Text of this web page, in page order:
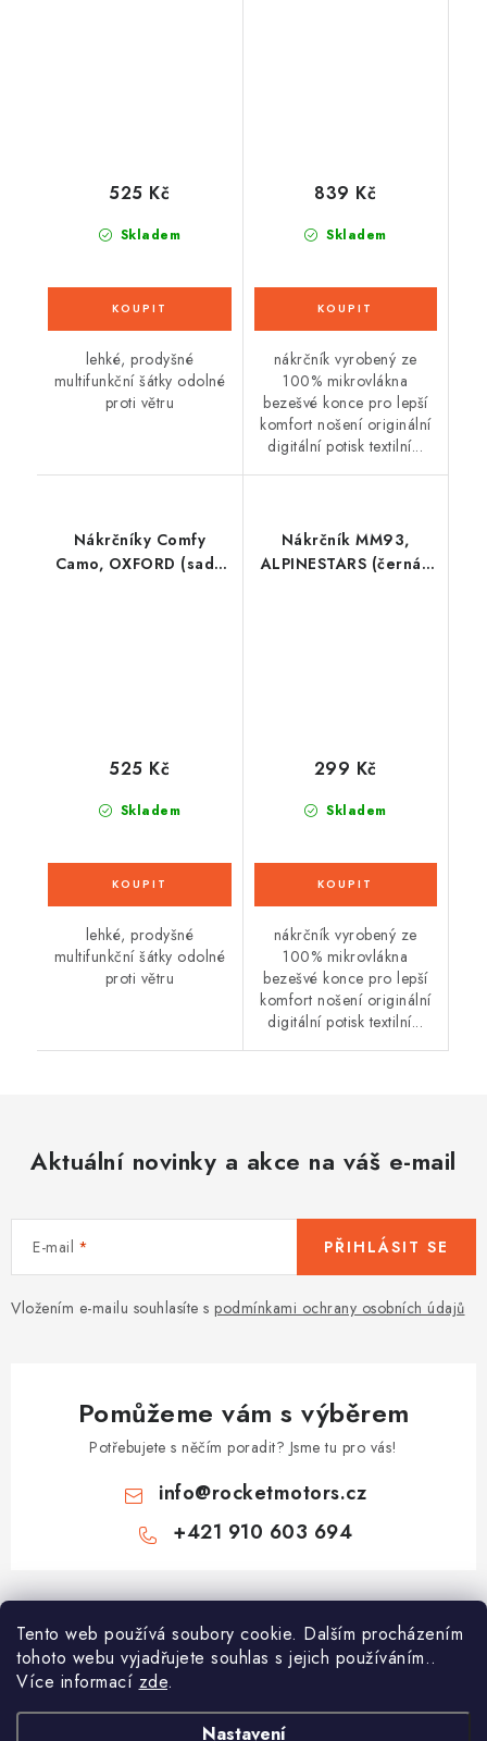
Tento web používá soubory cookie. Dalším procházením
tohoto webu vyjadřujete souhlas s jejich používáním..
Více informací zde.
Nastavení
Skladem
525 Kč
lehké, prodyšné
multifunkční šátky odolné
proti větru
Skladem
839 Kč
nákrčník vyrobený ze
100% mikrovlákna
bezešvé konce pro lepší
komfort nošení originální
digitální potisk textilní...
Nákrčníky Comfy
Camo, OXFORD (sada
Skladem
525 Kč
lehké, prodyšné
multifunkční šátky odolné
proti větru
Nákrčník MM93,
ALPINESTARS (černá/
Skladem
299 Kč
nákrčník vyrobený ze
100% mikrovlákna
bezešvé konce pro lepší
komfort nošení originální
digitální potisk textilní...
Aktuální novinky a akce na váš e-mail
E-mail
Vložením e-mailu souhlasíte s podmínkami ochrany osobních údajů
PŘIHLÁSIT SE
Pomůžeme vám s výběrem
Potřebujete s něčím poradit? Jsme tu pro vás!
info@rocketmotors.cz
+421 910 603 694
Z
á
Najdete nás
Informace pro vás